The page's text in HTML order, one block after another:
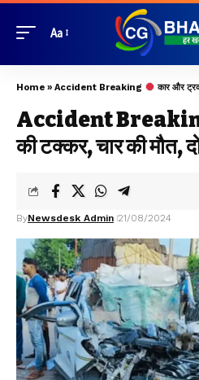
Aa
Home » Accident Breaking कार और
Accident
की टक्कर, चार की मौत,
ByNewsdesk Admin 21/08/2024